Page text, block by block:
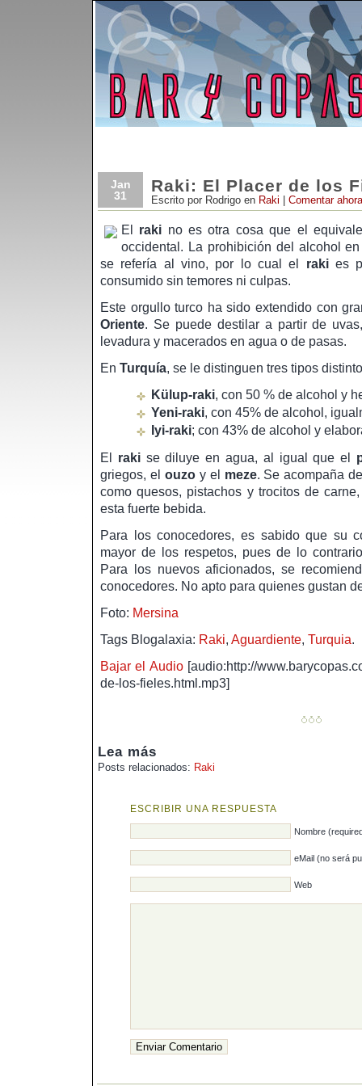
Jan
31
Raki: El Placer de los
Escrito por Rodrigo en Raki Comentar
El raki no es otra cosa que el
occidental. La prohibición del alcohol
se refería al vino, por lo cual el rakies
consumido sin temores ni culpas.
Este orgullo turco ha sido extendido con
Oriente. Se puede destilar a partir de
levadura y macerados en agua o de pasas.
En Turquía, se le distinguen tres tipos
Külup-raki, con 50 % de alcohol y
Yeni-raki, con 45% de alcohol,
Iyi-raki; con 43% de alcohol y
El rakise diluye en agua, al igual que el
griegos, el ouzoy el meze. Se acompaña
como quesos, pistachos y trocitos de
esta fuerte bebida.
Para los conocedores, es sabido que su
mayor de los respetos, pues de lo
Para los nuevos aficionados, se
conocedores. No apto para quienes gustan
Foto: Mersina
Tags Blogalaxia: Raki, Aguardiente, Turquia.
Bajar el Audio[audio:http://
de-los-fieles.html.mp3]
Lea más
Posts relacionados: Raki
ESCRIBIR UNA RESPUESTA
Nombre
eMail (no será
Web